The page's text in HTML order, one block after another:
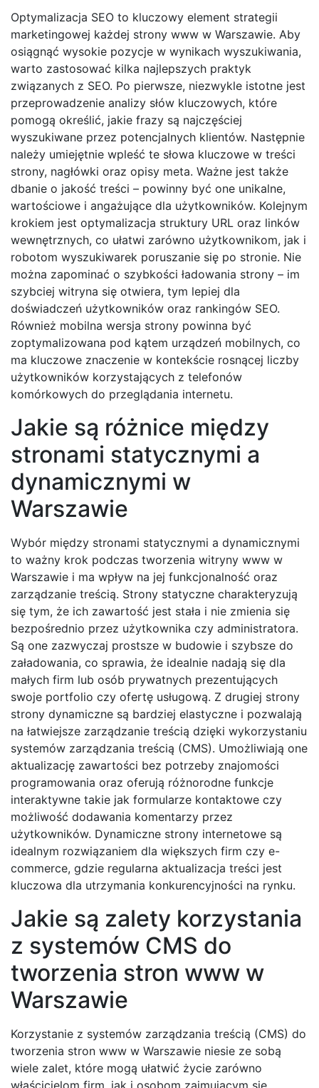
Optymalizacja SEO to kluczowy element strategii
marketingowej każdej strony www w Warszawie. Aby
osiągnąć wysokie pozycje w wynikach wyszukiwania,
warto zastosować kilka najlepszych praktyk
związanych z SEO. Po pierwsze, niezwykle istotne jest
przeprowadzenie analizy słów kluczowych, które
pomogą określić, jakie frazy są najczęściej
wyszukiwane przez potencjalnych klientów. Następnie
należy umiejętnie wpleść te słowa kluczowe w treści
strony, nagłówki oraz opisy meta. Ważne jest także
dbanie o jakość treści – powinny być one unikalne,
wartościowe i angażujące dla użytkowników. Kolejnym
krokiem jest optymalizacja struktury URL oraz linków
wewnętrznych, co ułatwi zarówno użytkownikom, jak i
robotom wyszukiwarek poruszanie się po stronie. Nie
można zapominać o szybkości ładowania strony – im
szybciej witryna się otwiera, tym lepiej dla
doświadczeń użytkowników oraz rankingów SEO.
Również mobilna wersja strony powinna być
zoptymalizowana pod kątem urządzeń mobilnych, co
ma kluczowe znaczenie w kontekście rosnącej liczby
użytkowników korzystających z telefonów
komórkowych do przeglądania internetu.
Jakie są różnice między
stronami statycznymi a
dynamicznymi w
Warszawie
Wybór między stronami statycznymi a dynamicznymi
to ważny krok podczas tworzenia witryny www w
Warszawie i ma wpływ na jej funkcjonalność oraz
zarządzanie treścią. Strony statyczne charakteryzują
się tym, że ich zawartość jest stała i nie zmienia się
bezpośrednio przez użytkownika czy administratora.
Są one zazwyczaj prostsze w budowie i szybsze do
załadowania, co sprawia, że idealnie nadają się dla
małych firm lub osób prywatnych prezentujących
swoje portfolio czy ofertę usługową. Z drugiej strony
strony dynamiczne są bardziej elastyczne i pozwalają
na łatwiejsze zarządzanie treścią dzięki wykorzystaniu
systemów zarządzania treścią (CMS). Umożliwiają one
aktualizację zawartości bez potrzeby znajomości
programowania oraz oferują różnorodne funkcje
interaktywne takie jak formularze kontaktowe czy
możliwość dodawania komentarzy przez
użytkowników. Dynamiczne strony internetowe są
idealnym rozwiązaniem dla większych firm czy e-
commerce, gdzie regularna aktualizacja treści jest
kluczowa dla utrzymania konkurencyjności na rynku.
Jakie są zalety korzystania
z systemów CMS do
tworzenia stron www w
Warszawie
Korzystanie z systemów zarządzania treścią (CMS) do
tworzenia stron www w Warszawie niesie ze sobą
wiele zalet, które mogą ułatwić życie zarówno